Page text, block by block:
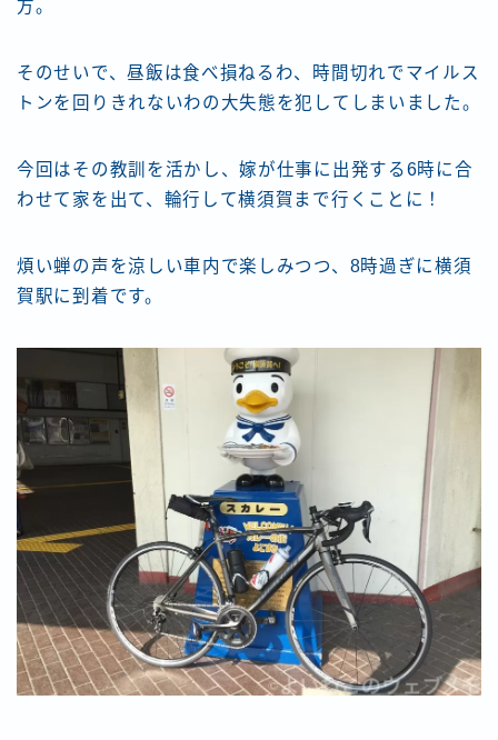
方。
そのせいで、昼飯は食べ損ねるわ、時間切れでマイルス
トンを回りきれないわの大失態を犯してしまいました。
今回はその教訓を活かし、嫁が仕事に出発する6時に合
わせて家を出て、輪行して横須賀まで行くことに！
煩い蝉の声を涼しい車内で楽しみつつ、8時過ぎに横須
賀駅に到着です。